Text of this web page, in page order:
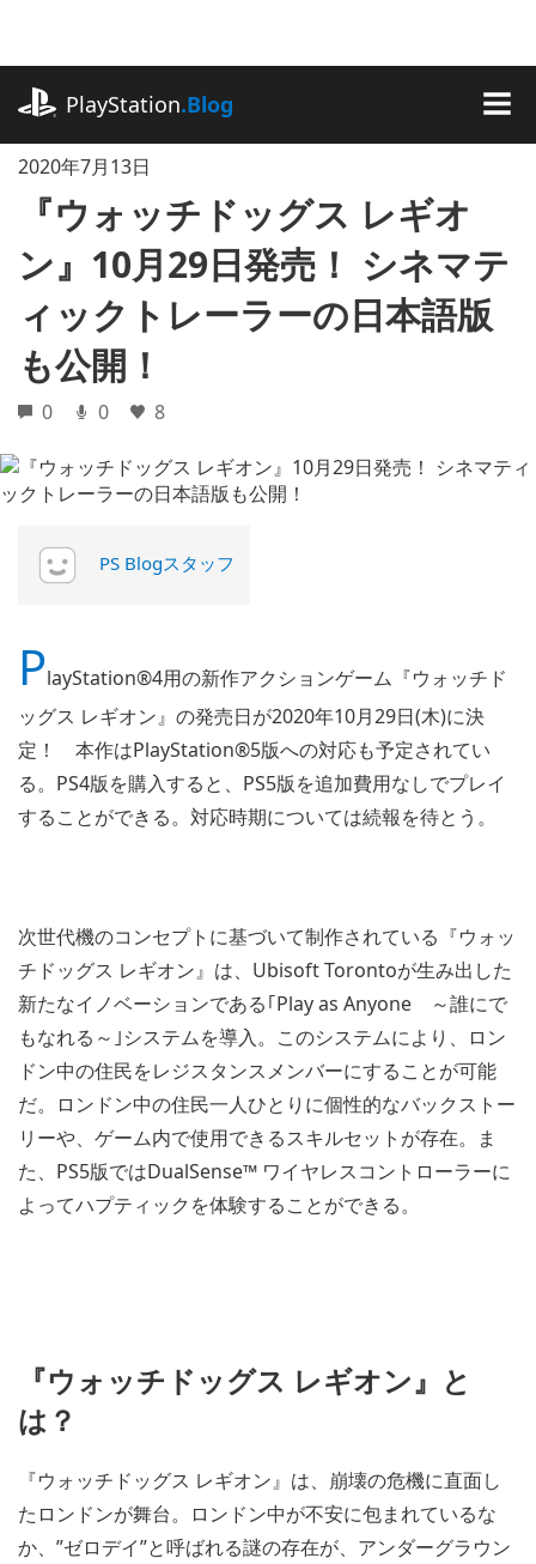
に
ッ
PlayStation.Blog
2020年7月13日
『ウォッチドッグス レギオ
ン』10月29日発売！ シネマテ
ィックトレーラーの日本語版
も公開！
0 0 8
PS Blogスタッフ
PlayStation®4用の新作アクションゲーム『ウォッチド
ッグス レギオン』の発売日が2020年10月29日(木)に決
定！ 本作はPlayStation®5版への対応も予定されてい
る。PS4版を購入すると、PS5版を追加費用なしでプレイ
することができる。対応時期については続報を待とう。
次世代機のコンセプトに基づいて制作されている『ウォッ
チドッグス レギオン』は、Ubisoft Torontoが生み出した
新たなイノベーションである｢Play as Anyone ～誰にで
もなれる～｣システムを導入。このシステムにより、ロン
ドン中の住民をレジスタンスメンバーにすることが可能
だ。ロンドン中の住民一人ひとりに個性的なバックストー
リーや、ゲーム内で使用できるスキルセットが存在。ま
た、PS5版ではDualSense™ ワイヤレスコントローラーに
よってハプティックを体験することができる。
『ウォッチドッグス レギオン』と
は？
『ウォッチドッグス レギオン』は、崩壊の危機に直面し
たロンドンが舞台。ロンドン中が不安に包まれているな
か、”ゼロデイ”と呼ばれる謎の存在が、アンダーグラウン